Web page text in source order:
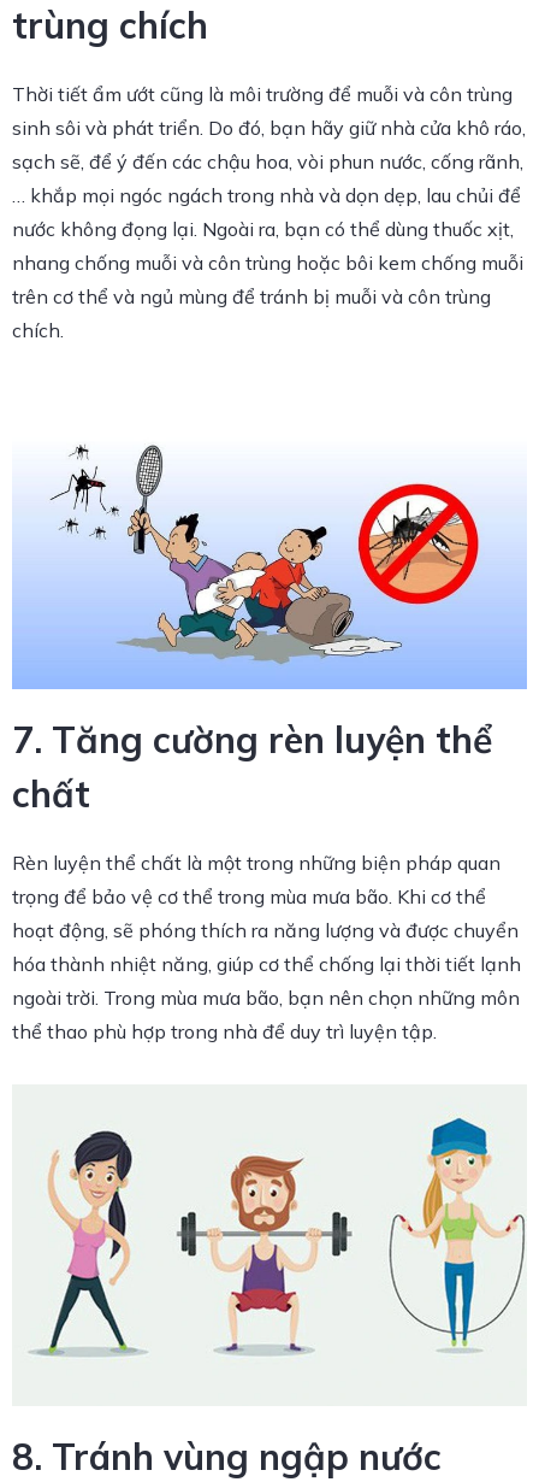
trùng chích
Thời tiết ẩm ướt cũng là môi trường để muỗi và côn trùng
sinh sôi và phát triển. Do đó, bạn hãy giữ nhà cửa khô ráo,
sạch sẽ, để ý đến các chậu hoa, vòi phun nước, cống rãnh,
… khắp mọi ngóc ngách trong nhà và dọn dẹp, lau chủi để
nước không đọng lại. Ngoài ra, bạn có thể dùng thuốc xịt,
nhang chống muỗi và côn trùng hoặc bôi kem chống muỗi
trên cơ thể và ngủ mùng để tránh bị muỗi và côn trùng
chích.
7. Tăng cường rèn luyện thể
chất
Rèn luyện thể chất là một trong những biện pháp quan
trọng để bảo vệ cơ thể trong mùa mưa bão. Khi cơ thể
hoạt động, sẽ phóng thích ra năng lượng và được chuyển
hóa thành nhiệt năng, giúp cơ thể chống lại thời tiết lạnh
ngoài trời. Trong mùa mưa bão, bạn nên chọn những môn
thể thao phù hợp trong nhà để duy trì luyện tập.
8. Tránh vùng ngập nước